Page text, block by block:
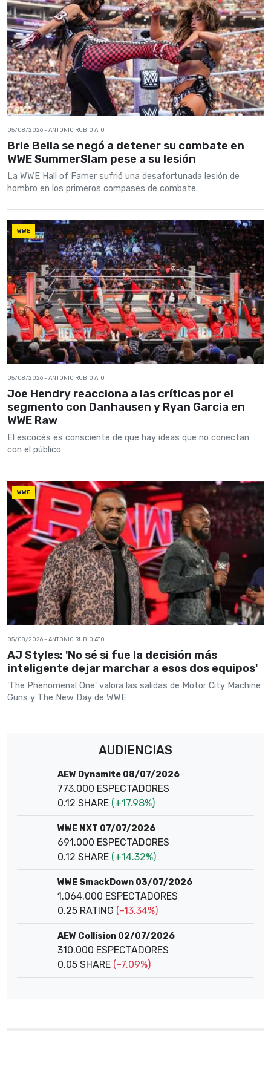
05/08/2026- ANTONIO RUBIO ATO
Brie Bella se negó a detener su combate en
WWE SummerSlam pese a su lesión
La WWE Hall of Famer sufrió una desafortunada lesión de
hombro en los primeros compases de combate
WWE
05/08/2026- ANTONIO RUBIO ATO
Joe Hendry reacciona a las críticas por el
segmento con Danhausen y Ryan Garcia en
WWE Raw
El escocés es consciente de que hay ideas que no conectan
con el público
WWE
05/08/2026- ANTONIO RUBIO ATO
AJ Styles: 'No sé si fue la decisión más
inteligente dejar marchar a esos dos equipos'
'The Phenomenal One' valora las salidas de Motor City Machine
Guns y The New Day de WWE
AUDIENCIAS
AEW Dynamite 08/07/2026
773.000 ESPECTADORES
0.12 SHARE (+17.98%)
WWE NXT 07/07/2026
691.000 ESPECTADORES
0.12 SHARE (+14.32%)
WWE SmackDown 03/07/2026
1.064.000 ESPECTADORES
0.25 RATING (-13.34%)
AEW Collision 02/07/2026
310.000 ESPECTADORES
0.05 SHARE (-7.09%)